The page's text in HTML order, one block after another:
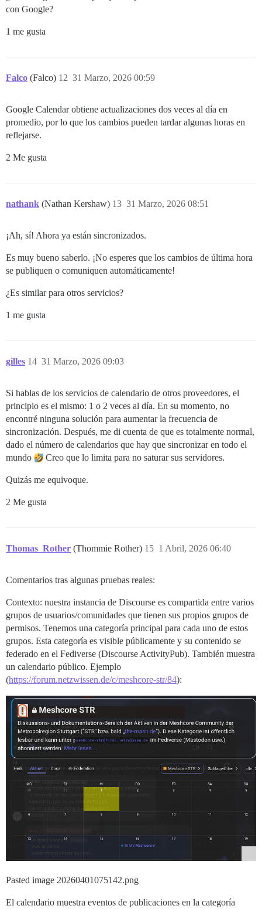
con Google?
1 me gusta
Falco (Falco) 31 Marzo, 2026 00:59
12
Google Calendar obtiene actualizaciones dos veces al día en
promedio, por lo que los cambios pueden tardar algunas horas en
reflejarse.
2 Me gusta
nathank (Nathan Kershaw) 31 Marzo, 2026 08:51
13
¡Ah, sí! Ahora ya están sincronizados.
Es muy bueno saberlo. ¡No esperes que los cambios de última hora
se publiquen o comuniquen automáticamente!
¿Es similar para otros servicios?
1 me gusta
gilles 31 Marzo, 2026 09:03
14
Si hablas de los servicios de calendario de otros proveedores, el
principio es el mismo: 1 o 2 veces al día. En su momento, no
encontré ninguna solución para aumentar la frecuencia de
sincronización. Después, me di cuenta de que es totalmente normal,
dado el número de calendarios que hay que sincronizar en todo el
mundo
Creo que lo limita para no saturar sus servidores.
Quizás me equivoque.
2 Me gusta
Thomas_Rother (Thommie Rother) 1 Abril, 2026 06:40
15
Comentarios tras algunas pruebas reales:
Contexto: nuestra instancia de Discourse es compartida entre varios
grupos de usuarios/comunidades que tienen sus propios grupos de
permisos. Tenemos una categoría principal para cada uno de estos
grupos. Esta categoría es visible públicamente y su contenido se
federado en el Fediverse (Discourse ActivityPub). También muestra
un calendario público. Ejemplo
(https://forum.netzwissen.de/c/meshcore-str/84):
Pasted image 20260401075142.png
El calendario muestra eventos de publicaciones en la categoría